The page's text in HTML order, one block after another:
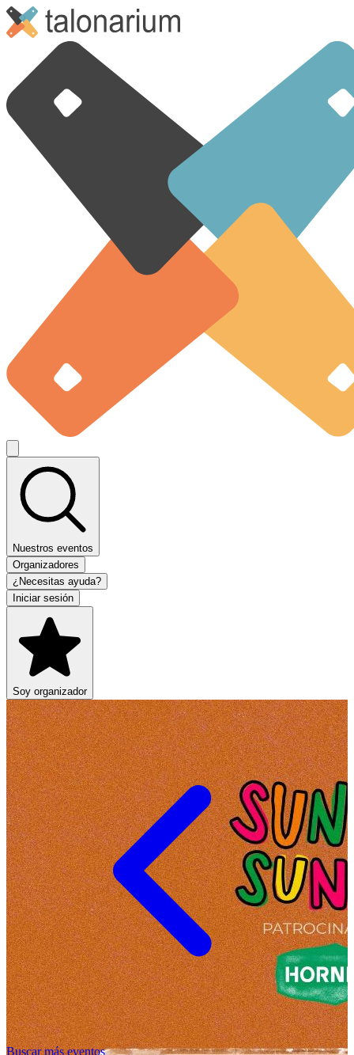
Nuestros eventos
Organizadores
¿Necesitas ayuda?
Iniciar sesión
Soy organizador
Buscar más eventos